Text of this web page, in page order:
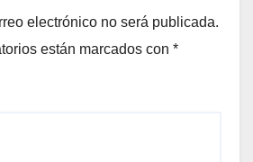
electrónico no será publicada.
están marcados con *